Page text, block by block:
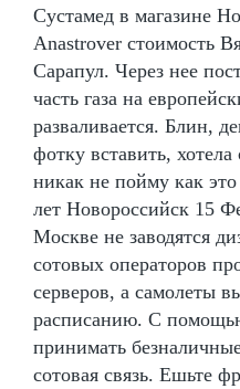
Сустамед в магазине
Anastrover стоимость
Сарапул. Через нее
часть газа на
разваливается. Блин,
фотку вставить,
никак не пойму как
лет Новороссийск 15
Москве не заводятся
сотовых операторов
серверов, а самолеты
расписанию. С
принимать
сотовая связь. Ешьте